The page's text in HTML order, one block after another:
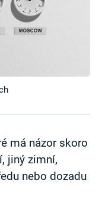
má názor skoro
jiný zimní,
nebo dozadu